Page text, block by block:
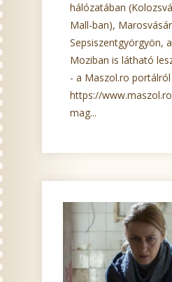
hálózatában
Mall-ban),
Sepsiszentgyörgyön,
Moziban is látható
- a Maszol.ro portálról
https://
mag...